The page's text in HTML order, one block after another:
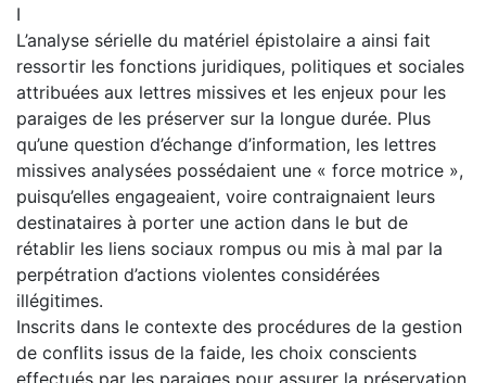
I
L’analyse sérielle du matériel épistolaire a ainsi fait
ressortir les fonctions juridiques, politiques et sociales
attribuées aux lettres missives et les enjeux pour les
paraiges de les préserver sur la longue durée. Plus
qu’une question d’échange d’information, les lettres
missives analysées possédaient une « force motrice »,
puisqu’elles engageaient, voire contraignaient leurs
destinataires à porter une action dans le but de
rétablir les liens sociaux rompus ou mis à mal par la
perpétration d’actions violentes considérées
illégitimes.
Inscrits dans le contexte des procédures de la gestion
de conflits issus de la faide, les choix conscients
effectués par les paraiges pour assurer la préservation